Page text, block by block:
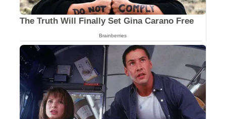
The Truth Will Finally Set Gina Carano Free
Brainberries